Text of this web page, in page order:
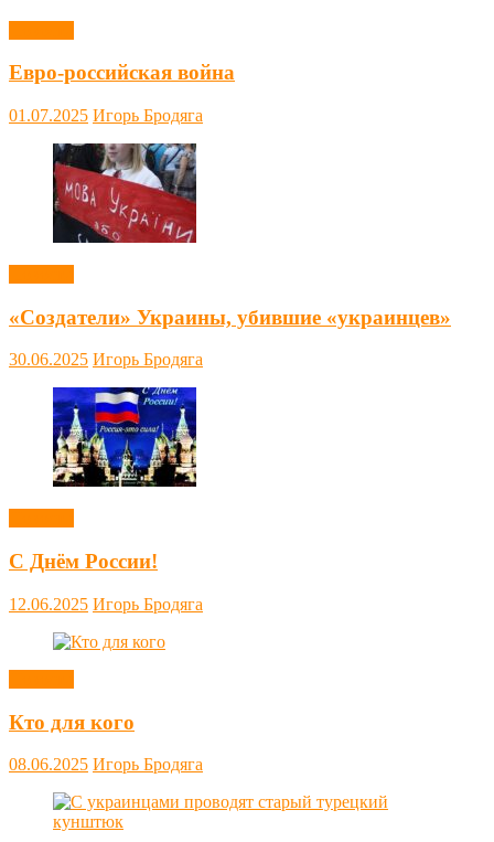
Евро-российская война
01.07.2025 Игорь Бродяга
«Создатели» Украины, убившие «украинцев»
30.06.2025 Игорь Бродяга
С Днём России!
12.06.2025 Игорь Бродяга
Кто для кого
08.06.2025 Игорь Бродяга